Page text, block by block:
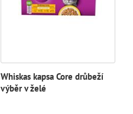
Whiskas kapsa Core drůbeží
výběr v želé